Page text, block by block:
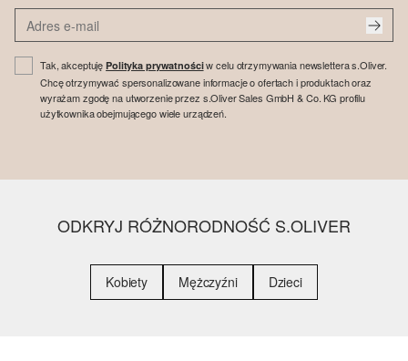
Tak, akceptujęPolityka prywatnościw celu otrzymywania newslettera s.Oliver.
Chcę otrzymywać spersonalizowane informacje o ofertach i produktach oraz
wyrażam zgodę na utworzenie przez s.Oliver Sales GmbH & Co. KG profilu
użytkownika obejmującego wiele urządzeń.
ODKRYJ RÓŻNORODNOŚĆ S.OLIVER
Kobiety Mężczyźni Dzieci